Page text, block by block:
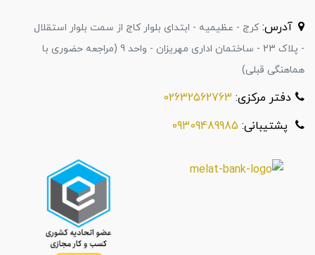
آدرس:کرج - عظیمیه - ابتدای بلوار کاج از سمت بلوار استقلال
- پلاک 23 - ساختمان اداری مهریزان - واحد 9 (مراجعه حضوری با
هماهنگی قبلی)
دفتر مرکزی: 02632562763
پشتیبانی: 09309489985